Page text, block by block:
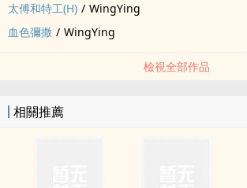
太傅和特工(H) / WingYing
血色彌撒 / WingYing
檢視全部作品
相關推薦